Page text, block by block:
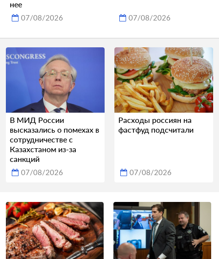
нее
07/08/2026 07/08/2026
В МИД России
высказались о помехах в
сотрудничестве с
Казахстаном из-за
санкций
07/08/2026
Расходы россиян на
фастфуд подсчитали
07/08/2026